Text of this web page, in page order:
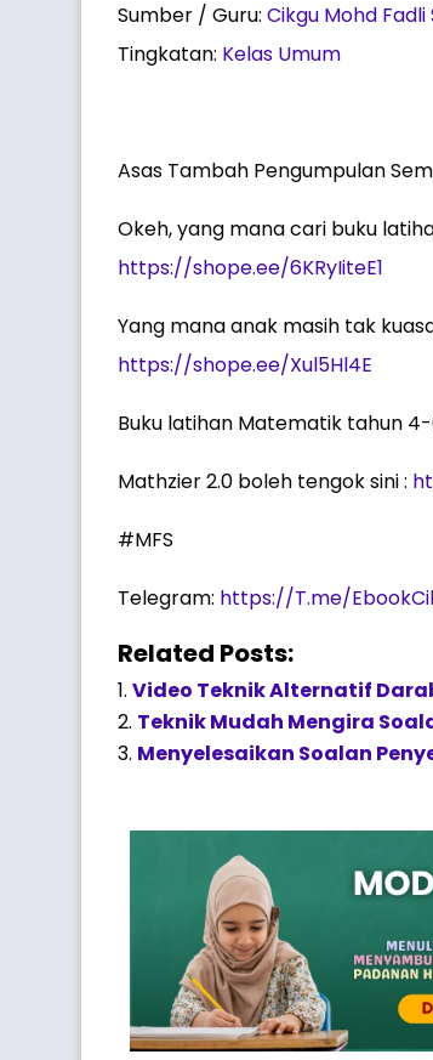
Sumber / Guru:Cikgu Mohd Fadli
Tingkatan: Kelas Umum
Asas Tambah Pengumpulan
Okeh, yang mana cari buku
https://shope.ee/6KRyIiteE1
Yang mana anak masih tak
https://shope.ee/Xul5Hl4E
Buku latihan Matematik tahun 4-
Mathzier 2.0 boleh tengok sini :
#MFS
Telegram: https://T.me/
Related Posts:
Video Teknik Alternatif
Teknik Mudah Mengira
Menyelesaikan Soalan